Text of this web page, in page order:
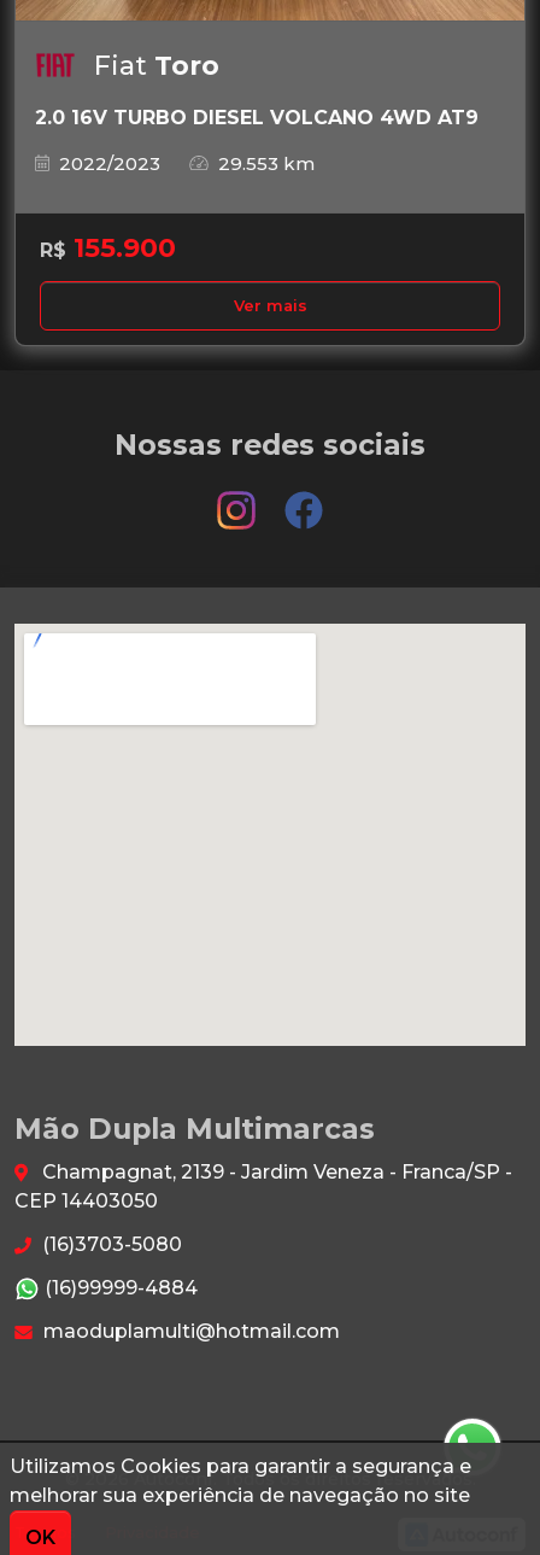
Utilizamos Cookies para garantir a segurança e
melhorar sua experiência de navegação no site
OK
Fiat Toro
2.0 16V TURBO DIESEL VOLCANO 4WD AT9
2022/2023
29.553 km
R$ 155.900
Ver mais
Nossas redes sociais
Mão Dupla Multimarcas
Champagnat, 2139 - Jardim Veneza - Franca/SP -
CEP 14403050
(16)3703-5080
(16)99999-4884
maoduplamulti@hotmail.com
© 2026 Autoconf. Todos os direitos reservados.
Termos